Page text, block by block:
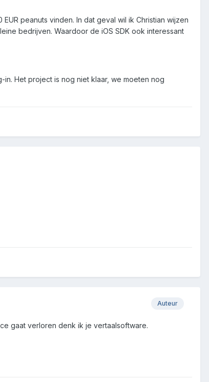
peanuts vinden. In dat geval wil ik Christian wijzen
bedrijven. Waardoor de iOS SDK ook interessant
Het project is nog niet klaar, we moeten nog
Auteur
gaat verloren denk ik je vertaalsoftware.